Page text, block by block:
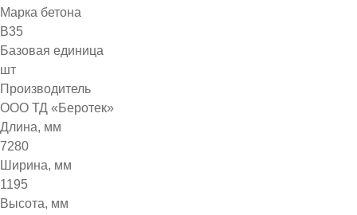
Марка бетона
B35
Базовая единица
шт
Производитель
ООО ТД «Беротек»
Длина, мм
7280
Ширина, мм
1195
Высота, мм